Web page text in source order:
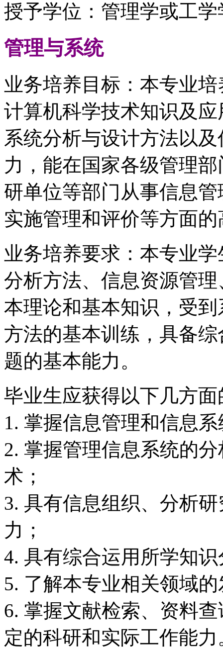
授予学位：管理学或工学
管理与系统
业务培养目标：本专业
计算机科学技术知识及
系统分析与设计方法以
力，能在国家各级管理
研单位等部门从事信息
实施管理和评价等方面
业务培养要求：本专业
分析方法、信息资源管
本理论和基本知识，受
方法的基本训练，具备
题的基本能力。
毕业生应获得以下几方
1. 掌握信息管理和信息
2. 掌握管理信息系统的
术；
3. 具有信息组织、分析
力；
4. 具有综合运用所学知
5. 了解本专业相关领域
6. 掌握文献检索、资料
定的科研和实际工作能力